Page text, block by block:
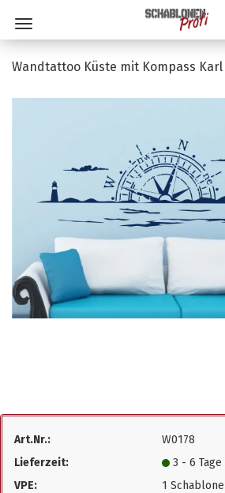
Wandtattoo Küste mit Kompass Karl
Art.Nr.:
W0178
Lieferzeit:
3 - 6 Tage
VPE:
1 Schablone